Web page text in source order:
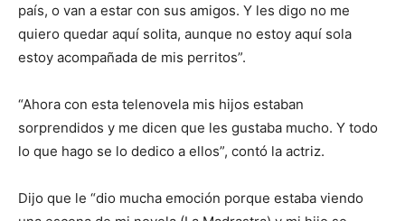
país, o van a estar con sus amigos. Y les digo no me
quiero quedar aquí solita, aunque no estoy aquí sola
estoy acompañada de mis perritos”.
“Ahora con esta telenovela mis hijos estaban
sorprendidos y me dicen que les gustaba mucho. Y todo
lo que hago se lo dedico a ellos”, contó la actriz.
Dijo que le “dio mucha emoción porque estaba viendo